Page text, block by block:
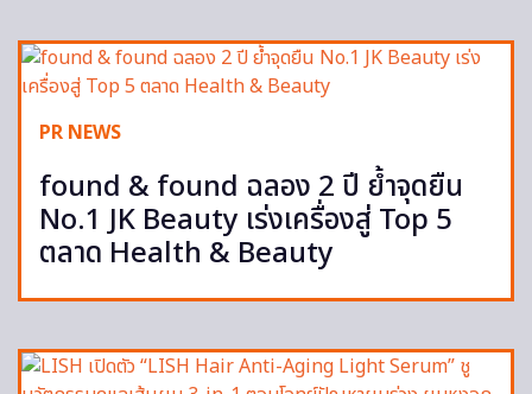
PR NEWS
found & found ฉลอง 2 ปี ย้ำจุดยืน
No.1 JK Beauty เร่งเครื่องสู่ Top 5
ตลาด Health & Beauty